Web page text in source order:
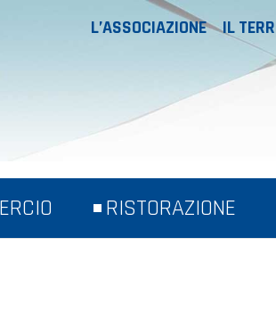
L’ASSOCIAZIONE IL
RISTORAZIONE